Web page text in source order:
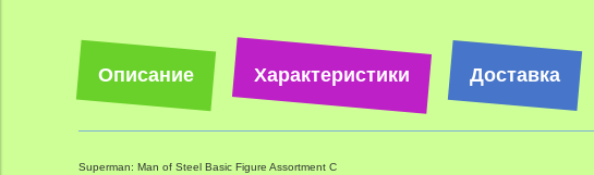
Описание Характеристики Доставка
Superman: Man of Steel Basic Figure Assortment C